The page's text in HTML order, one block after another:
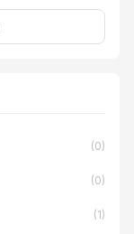
(0)
(0)
(1)